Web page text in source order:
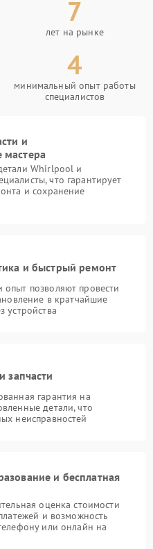
7
лет на рынке
4
минимальный опыт работы
специалистов
и
мастера
Whirlpool и
что гарантирует
и сохранение
и быстрый ремонт
позволяют провести
в кратчайшие
устройства
запчасти
гарантия на
детали, что
неисправностей
и бесплатная
оценка стоимости
и возможность
или онлайн на